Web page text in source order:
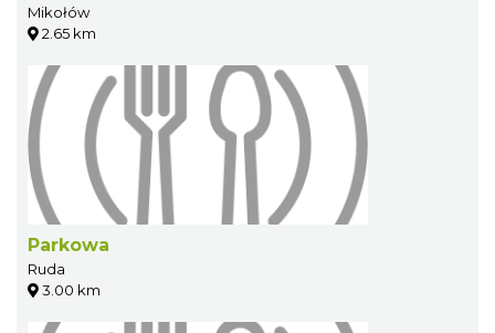
Mikołów
2.65 km
Parkowa
Ruda
3.00 km